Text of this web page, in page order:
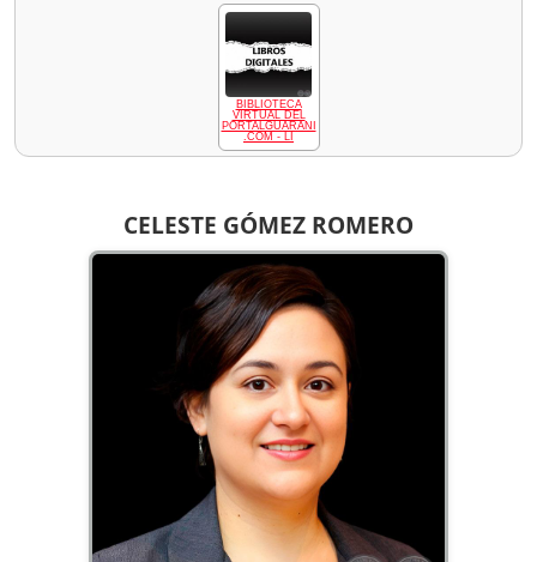
CELESTE GÓMEZ ROMERO
BIBLIOTECA
VIRTUAL DEL
PORTALGUARANI
.COM - LI